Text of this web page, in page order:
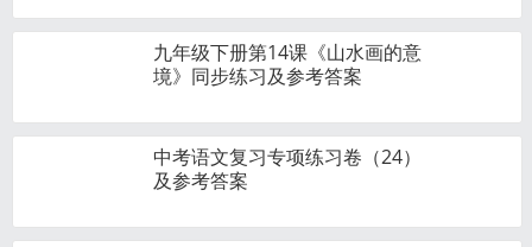
九年级下册第14课《山水画的意
境》同步练习及参考答案
中考语文复习专项练习卷（24）
及参考答案